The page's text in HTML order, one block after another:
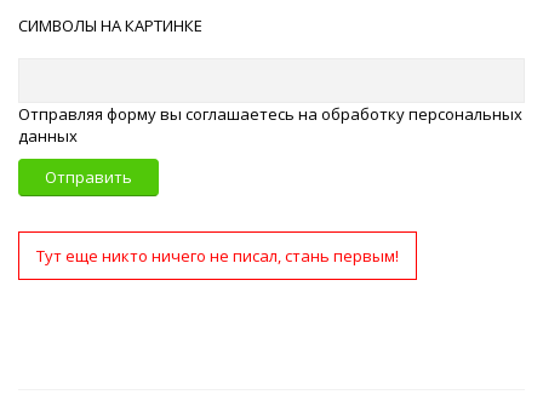
СИМВОЛЫ НА КАРТИНКЕ
Отправляя форму вы соглашаетесь на обработку персональных
данных
Отправить
Тут еще никто ничего не писал, стань первым!